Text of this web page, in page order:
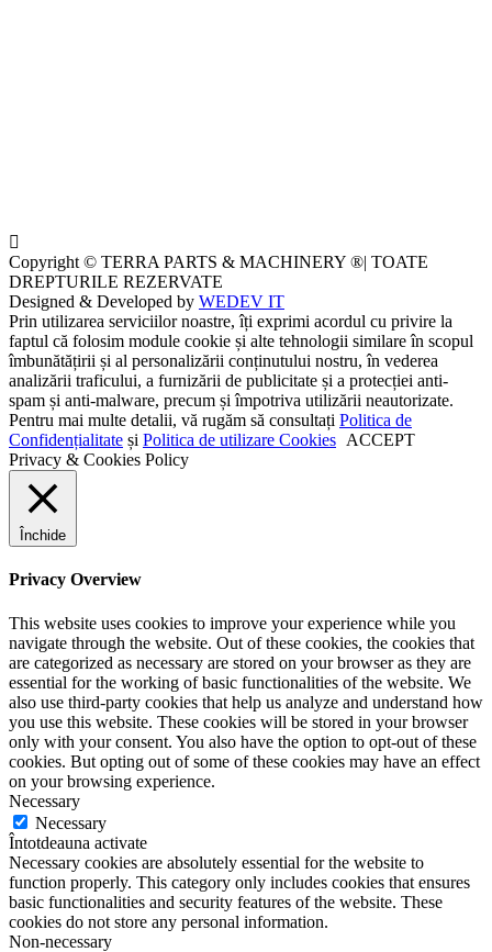
Copyright © TERRA PARTS & MACHINERY ®| TOATE
DREPTURILE REZERVATE
Designed & Developed by WEDEV IT
Prin utilizarea serviciilor noastre, îți exprimi acordul cu privire la
faptul că folosim module cookie și alte tehnologii similare în scopul
îmbunătățirii și al personalizării conținutului nostru, în vederea
analizării traficului, a furnizării de publicitate și a protecției anti-
spam și anti-malware, precum și împotriva utilizării neautorizate.
Pentru mai multe detalii, vă rugăm să consultați Politica de
Confidențialitate și Politica de utilizare Cookies ACCEPT
Privacy & Cookies Policy
Închide
Privacy Overview
This website uses cookies to improve your experience while you
navigate through the website. Out of these cookies, the cookies that
are categorized as necessary are stored on your browser as they are
essential for the working of basic functionalities of the website. We
also use third-party cookies that help us analyze and understand how
you use this website. These cookies will be stored in your browser
only with your consent. You also have the option to opt-out of these
cookies. But opting out of some of these cookies may have an effect
on your browsing experience.
Necessary
Necessary
Întotdeauna activate
Necessary cookies are absolutely essential for the website to
function properly. This category only includes cookies that ensures
basic functionalities and security features of the website. These
cookies do not store any personal information.
Non-necessary